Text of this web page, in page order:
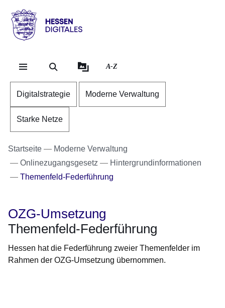
Hessen
Digitales
A-Z
Digitalstrategie Moderne Verwaltung
Starke Netze
Startseite
Moderne Verwaltung
Onlinezugangsgesetz
Hintergrundinformationen
Themenfeld-Federführung
OZG-Umsetzung
Themenfeld-Federführung
Hessen hat die Federführung zweier Themenfelder im
Rahmen der OZG-Umsetzung übernommen.